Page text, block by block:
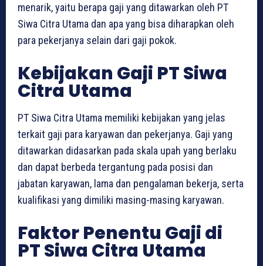
menarik, yaitu berapa gaji yang ditawarkan oleh PT
Siwa Citra Utama dan apa yang bisa diharapkan oleh
para pekerjanya selain dari gaji pokok.
Kebijakan Gaji PT Siwa
Citra Utama
PT Siwa Citra Utama memiliki kebijakan yang jelas
terkait gaji para karyawan dan pekerjanya. Gaji yang
ditawarkan didasarkan pada skala upah yang berlaku
dan dapat berbeda tergantung pada posisi dan
jabatan karyawan, lama dan pengalaman bekerja, serta
kualifikasi yang dimiliki masing-masing karyawan.
Faktor Penentu Gaji di
PT Siwa Citra Utama